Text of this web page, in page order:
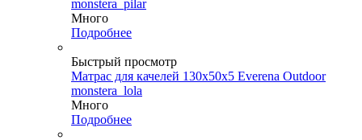
monstera_pilar
Много
Подробнее
Быстрый просмотр
Матрас для качелей 130х50х5 Everena Outdoor
monstera_lola
Много
Подробнее